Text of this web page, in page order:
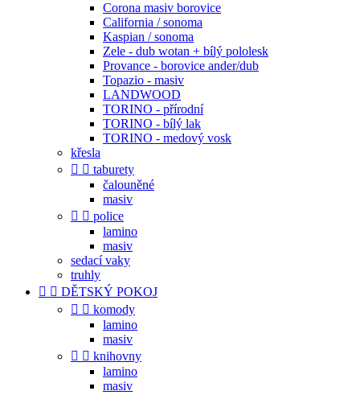
Corona masiv borovice
California / sonoma
Kaspian / sonoma
Zele - dub wotan + bílý pololesk
Provance - borovice ander/dub
Topazio - masiv
LANDWOOD
TORINO - přírodní
TORINO - bílý lak
TORINO - medový vosk
křesla
  taburety
čalouněné
masiv
  police
lamino
masiv
sedací vaky
truhly
  DĚTSKÝ POKOJ
  komody
lamino
masiv
  knihovny
lamino
masiv